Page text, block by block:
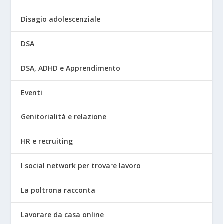
Disagio adolescenziale
DSA
DSA, ADHD e Apprendimento
Eventi
Genitorialità e relazione
HR e recruiting
I social network per trovare lavoro
La poltrona racconta
Lavorare da casa online